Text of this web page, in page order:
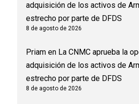
adquisición de los activos de
estrecho por parte de DFDS
8 de agosto de 2026
Priam en La CNMC aprueba la
adquisición de los activos de
estrecho por parte de DFDS
8 de agosto de 2026